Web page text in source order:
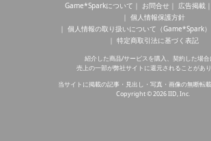
Game*Sparkについて お問合せ 広告掲載
個人情報保護方針
個人情報の取り扱いについて（Game*Spark）
特定商取引法に基づく表記
紹介した商品/サービスを購入、契約した場合
売上の一部が弊社サイトに還元されることがあり
当サイトに掲載の記事・見出し・写真・画像の無断転載
Copyright © 2026 IID, Inc.